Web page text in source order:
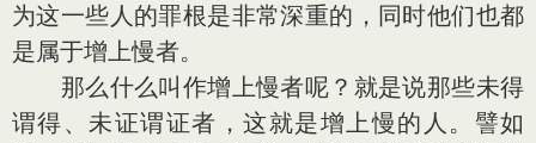
为这一些人的罪根是非常深重的，同时他们也都
是属于增上慢者。
那么什么叫作增上慢者呢？就是说那些未得
谓得、未证谓证者，这就是增上慢的人。譬如